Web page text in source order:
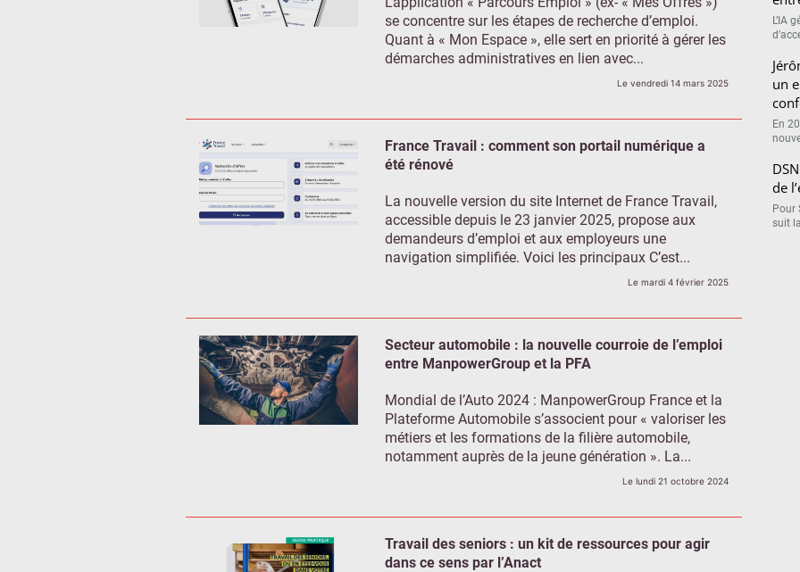
se concentre sur les étapes de recherche d’emploi.
Quant à « Mon Espace », elle sert en priorité à gérer les
démarches administratives en lien avec...
Le vendredi 14 mars 2025
France Travail : comment son portail numérique a
été rénové
La nouvelle version du site Internet de France Travail,
accessible depuis le 23 janvier 2025, propose aux
demandeurs d’emploi et aux employeurs une
navigation simplifiée. Voici les principaux C’est...
Le mardi 4 février 2025
Secteur automobile : la nouvelle courroie de l’emploi
entre ManpowerGroup et la PFA
Mondial de l’Auto 2024 : ManpowerGroup France et la
Plateforme Automobile s’associent pour « valoriser les
métiers et les formations de la filière automobile,
notamment auprès de la jeune génération ». La...
Le lundi 21 octobre 2024
Travail des seniors : un kit de ressources pour agir
dans ce sens par l’Anact
L’IA
un
En
de
Pour
suit